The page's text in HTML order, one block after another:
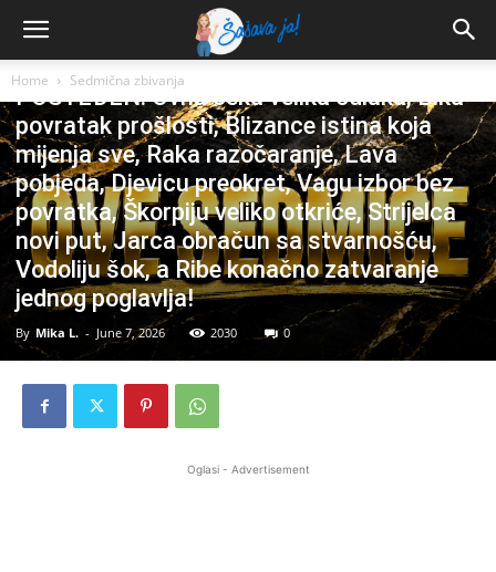
Home Sedmična zbivanja
Sedmična zbivanja
OVE SEDMICE NITKO NE OSTAJE
POŠTEĐEN: Ovna čeka velika odluka, Bika
povratak prošlosti, Blizance istina koja
mijenja sve, Raka razočaranje, Lava
pobjeda, Djevicu preokret, Vagu izbor bez
povratka, Škorpiju veliko otkriće, Strijelca
novi put, Jarca obračun sa stvarnošću,
Vodoliju šok, a Ribe konačno zatvaranje
jednog poglavlja!
By Mika L. - June 7, 2026 2030 0
Oglasi - Advertisement